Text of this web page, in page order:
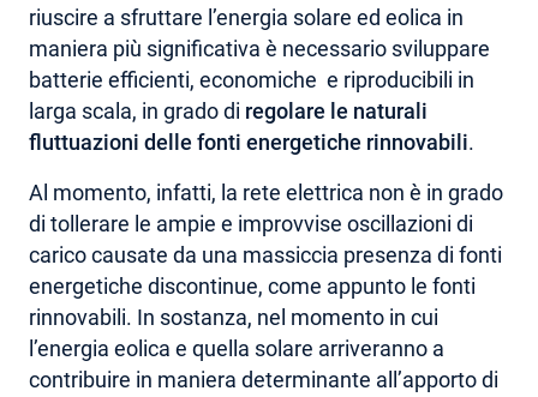
riuscire a sfruttare l’energia solare ed eolica in
maniera più significativa è necessario sviluppare
batterie efficienti, economiche e riproducibili in
larga scala, in grado di regolare le naturali
fluttuazioni delle fonti energetiche rinnovabili.
Al momento, infatti, la rete elettrica non è in grado
di tollerare le ampie e improvvise oscillazioni di
carico causate da una massiccia presenza di fonti
energetiche discontinue, come appunto le fonti
rinnovabili. In sostanza, nel momento in cui
l’energia eolica e quella solare arriveranno a
contribuire in maniera determinante all’apporto di